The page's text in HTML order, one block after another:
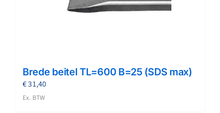
Brede beitel TL=600 B=25 (SDS max)
€31,40
Ex. BTW